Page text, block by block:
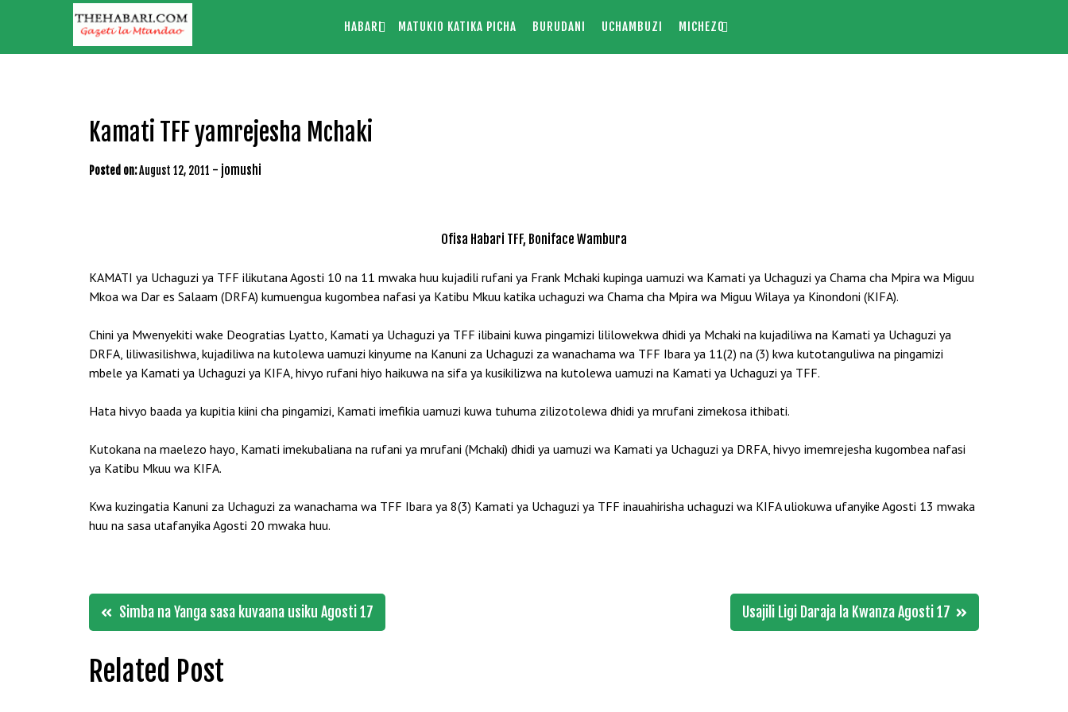
HABARI MATUKIO KATIKA PICHA BURUDANI UCHAMBUZI MICHEZO
Kamati TFF yamrejesha Mchaki
Posted on:August 12, 2011 - jomushi
Ofisa Habari TFF, Boniface Wambura
KAMATI ya Uchaguzi ya TFF ilikutana Agosti 10 na 11 mwaka huu kujadili rufani ya Frank Mchaki kupinga uamuzi wa Kamati ya Uchaguzi ya Chama cha Mpira wa Miguu
Mkoa wa Dar es Salaam (DRFA) kumuengua kugombea nafasi ya Katibu Mkuu katika uchaguzi wa Chama cha Mpira wa Miguu Wilaya ya Kinondoni (KIFA).
Chini ya Mwenyekiti wake Deogratias Lyatto, Kamati ya Uchaguzi ya TFF ilibaini kuwa pingamizi lililowekwa dhidi ya Mchaki na kujadiliwa na Kamati ya Uchaguzi ya
DRFA, liliwasilishwa, kujadiliwa na kutolewa uamuzi kinyume na Kanuni za Uchaguzi za wanachama wa TFF Ibara ya 11(2) na (3) kwa kutotanguliwa na pingamizi
mbele ya Kamati ya Uchaguzi ya KIFA, hivyo rufani hiyo haikuwa na sifa ya kusikilizwa na kutolewa uamuzi na Kamati ya Uchaguzi ya TFF.
Hata hivyo baada ya kupitia kiini cha pingamizi, Kamati imefikia uamuzi kuwa tuhuma zilizotolewa dhidi ya mrufani zimekosa ithibati.
Kutokana na maelezo hayo, Kamati imekubaliana na rufani ya mrufani (Mchaki) dhidi ya uamuzi wa Kamati ya Uchaguzi ya DRFA, hivyo imemrejesha kugombea nafasi
ya Katibu Mkuu wa KIFA.
Kwa kuzingatia Kanuni za Uchaguzi za wanachama wa TFF Ibara ya 8(3) Kamati ya Uchaguzi ya TFF inauahirisha uchaguzi wa KIFA uliokuwa ufanyike Agosti 13 mwaka
huu na sasa utafanyika Agosti 20 mwaka huu.
Post
navigation
Simba na Yanga sasa kuvaana usiku Agosti 17 Usajili Ligi Daraja la Kwanza Agosti 17
Related Post